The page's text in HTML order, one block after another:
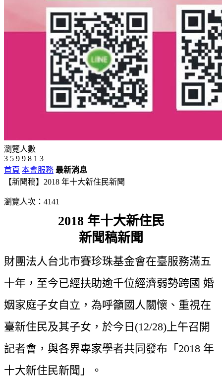
瀏覽人數
3 5 9 9 8 1 3
首頁 本會服務 最新消息
【新聞稿】2018 年十大新住民新聞
瀏覽人次：4141
2018 年十大新住民
新聞稿新聞
財團法人台北市賽珍珠基金會在臺服務滿五
十年，至今已經扶助逾千位經濟弱勢跨國 婚
姻家庭子女自立，為呼籲國人關懷、重視在
臺新住民及其子女，於今日(12/28)上午召開
記者會，與各界專家學者共同發布「2018 年
十大新住民新聞」。